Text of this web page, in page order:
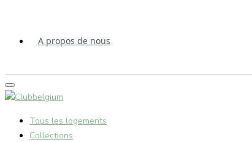
A propos de nous
Tous les logements
Collections